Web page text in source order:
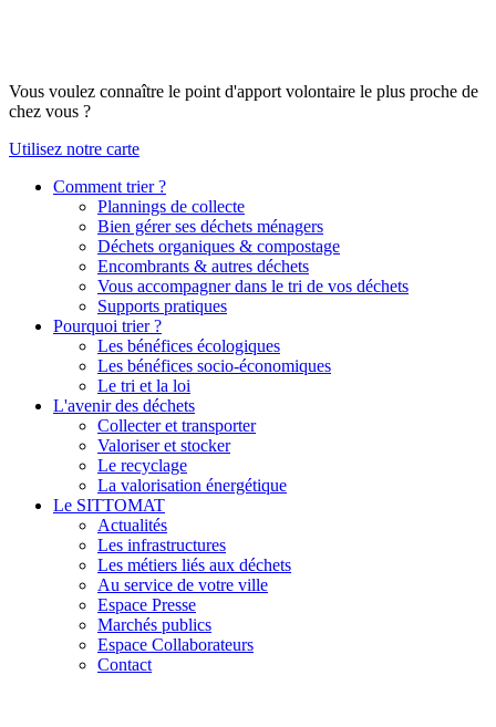
Vous voulez connaître le point d'apport volontaire le plus proche de
chez vous ?
Utilisez notre carte
Comment trier ?
Plannings de collecte
Bien gérer ses déchets ménagers
Déchets organiques & compostage
Encombrants & autres déchets
Vous accompagner dans le tri de vos déchets
Supports pratiques
Pourquoi trier ?
Les bénéfices écologiques
Les bénéfices socio-économiques
Le tri et la loi
L'avenir des déchets
Collecter et transporter
Valoriser et stocker
Le recyclage
La valorisation énergétique
Le SITTOMAT
Actualités
Les infrastructures
Les métiers liés aux déchets
Au service de votre ville
Espace Presse
Marchés publics
Espace Collaborateurs
Contact